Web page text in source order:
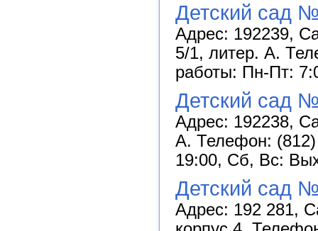
Детский сад
Адрес: 192239,
5/1, литер. А.
работы: Пн-Пт:
Детский сад
Адрес: 192238,
А. Телефон:
19:00, Сб, Вс:
Детский сад
Адрес: 192 281,